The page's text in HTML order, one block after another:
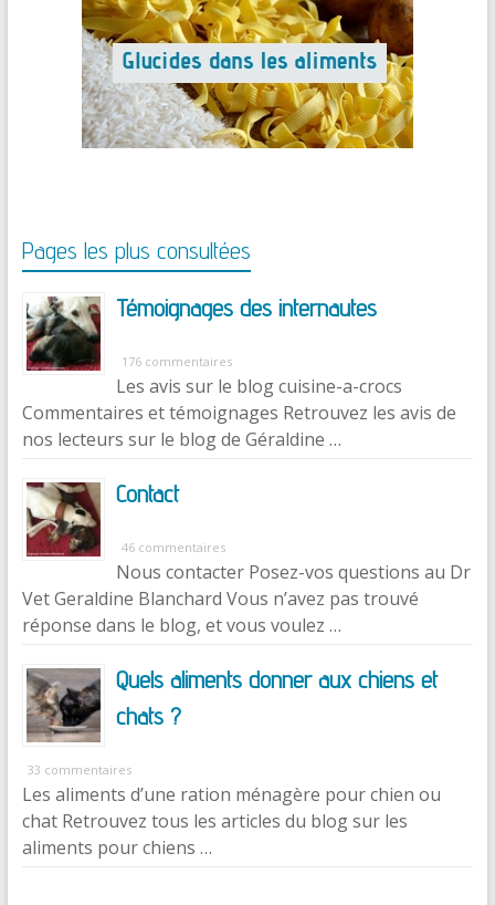
Pages les plus consultées
Témoignages des internautes
176 commentaires
Les avis sur le blog cuisine-a-crocs
Commentaires et témoignages Retrouvez les avis de
nos lecteurs sur le blog de Géraldine …
Contact
46 commentaires
Nous contacter Posez-vos questions au Dr
Vet Geraldine Blanchard Vous n’avez pas trouvé
réponse dans le blog, et vous voulez …
Quels aliments donner aux chiens et
chats ?
33 commentaires
Les aliments d’une ration ménagère pour chien ou
chat Retrouvez tous les articles du blog sur les
aliments pour chiens …